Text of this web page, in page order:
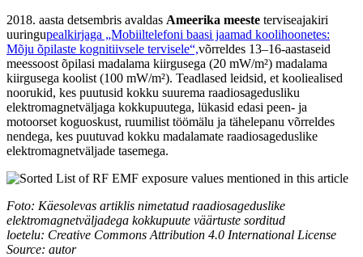
2018. aasta detsembris avaldas Ameerika meeste terviseajakiri
uuringupealkirjaga „Mobiiltelefoni baasi jaamad koolihoonetes:
Mõju õpilaste kognitiivsele tervisele“,võrreldes 13–16-aastaseid
meessoost õpilasi madalama kiirgusega (20 mW/m²) madalama
kiirgusega koolist (100 mW/m²). Teadlased leidsid, et kooliealised
noorukid, kes puutusid kokku suurema raadiosagedusliku
elektromagnetväljaga kokkupuutega, lükasid edasi peen- ja
motoorset koguoskust, ruumilist töömälu ja tähelepanu võrreldes
nendega, kes puutuvad kokku madalamate raadiosageduslike
elektromagnetväljade tasemega.
Foto: Käesolevas artiklis nimetatud raadiosageduslike
elektromagnetväljadega kokkupuute väärtuste sorditud
loetelu: Creative Commons Attribution 4.0 International License
Source: autor